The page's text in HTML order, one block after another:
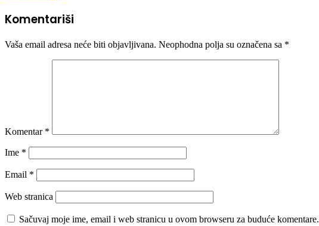
Komentariši
Vaša email adresa neće biti objavljivana. Neophodna polja su označena sa *
Komentar *
Ime *
Email *
Web stranica
Sačuvaj moje ime, email i web stranicu u ovom browseru za buduće komentare.